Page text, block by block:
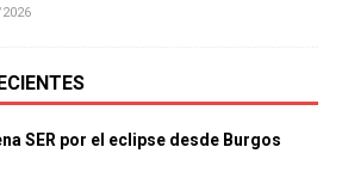
SER por el eclipse desde Burgos